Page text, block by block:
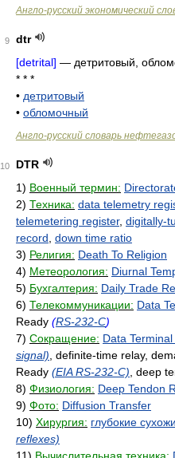
Англо-русский экономический
9
dtr
[detrital] — детритовый,
* * *
• детритовый
• обломочный
Англо-русский словарь
10
DTR
1) Военный термин:
2) Техника: data telemetry
telemetering register, digitally-
record down time ratio
3) Религия: Death To Religion
4) Метеорология: Diurnal
5) Бухгалтерия: Daily Trade
6) Телекоммуникации: Data
Ready (RS-232-C)
7) Сокращение: Data
signal) , definite-time relay,
Ready (EIA RS-232-C) , deep
8) Физиология: Deep Tendon
9) Фото: Diffusion Transfer
10) Хирургия: глубокие
reflexes)